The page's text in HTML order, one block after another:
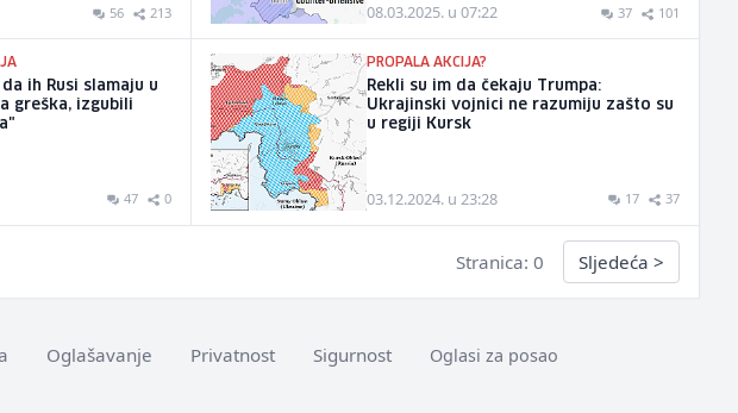
56 213 08.03.2025. u 07:22 37 101
ih Rusi slamaju u
greška, izgubili
47 0
PROPALA AKCIJA?
Rekli su im da čekaju Trumpa:
Ukrajinski vojnici ne razumiju zašto su
u regiji Kursk
03.12.2024. u 23:28 17 37
Stranica: 0 Sljedeća >
Oglašavanje Privatnost Sigurnost Oglasi za posao